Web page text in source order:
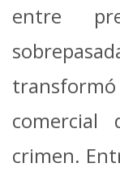
entre
crimen.